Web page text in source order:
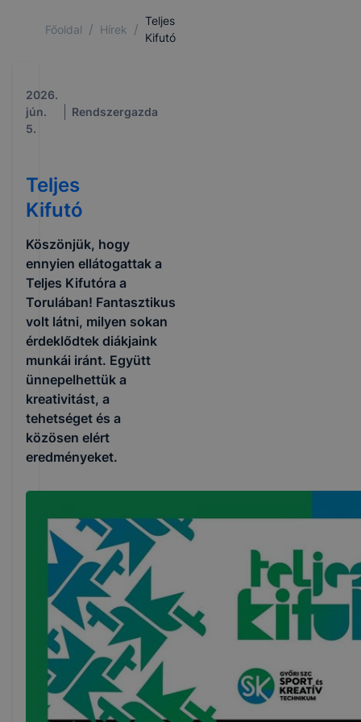
Főoldal / Hírek /
Teljes
Kifutó
2026.
jún.
5.
Rendszergazda
Teljes
Kifutó
Köszönjük, hogy
ennyien ellátogattak a
Teljes Kifutóra a
Torulában! Fantasztikus
volt látni, milyen sokan
érdeklődtek diákjaink
munkái iránt. Együtt
ünnepelhettük a
kreativitást, a
tehetséget és a
közösen elért
eredményeket.